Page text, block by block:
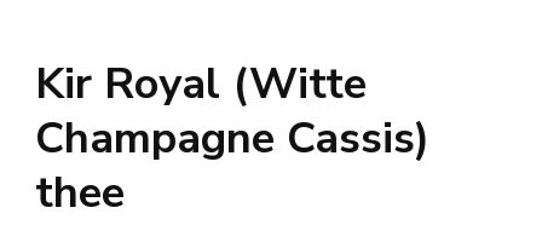
Kir Royal (Witte
Champagne Cassis)
thee